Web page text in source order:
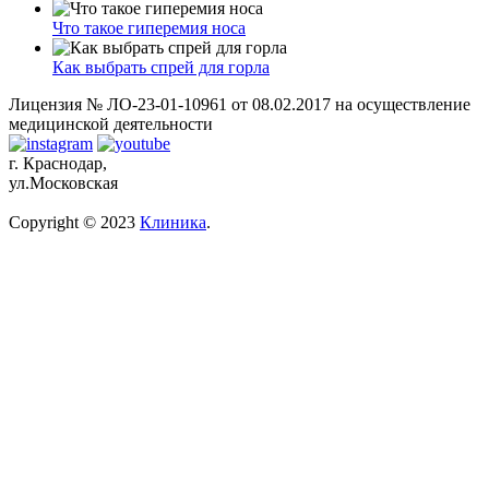
Что такое гиперемия носа
Как выбрать спрей для горла
Лицензия № ЛО-23-01-10961 от 08.02.2017 на осуществление
медицинской деятельности
г. Краснодар,
ул.Московская
Copyright © 2023 Клиника.